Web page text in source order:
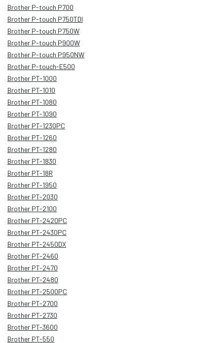
Brother P-touch P700
Brother P-touch P750TDI
Brother P-touch P750W
Brother P-touch P900W
Brother P-touch P950NW
Brother P-touch-E500
Brother PT-1000
Brother PT-1010
Brother PT-1080
Brother PT-1090
Brother PT-1230PC
Brother PT-1260
Brother PT-1280
Brother PT-1830
Brother PT-18R
Brother PT-1950
Brother PT-2030
Brother PT-2100
Brother PT-2420PC
Brother PT-2430PC
Brother PT-2450DX
Brother PT-2460
Brother PT-2470
Brother PT-2480
Brother PT-2500PC
Brother PT-2700
Brother PT-2730
Brother PT-3600
Brother PT-550